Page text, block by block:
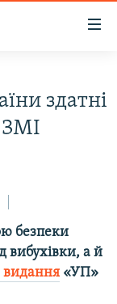
здатні
ЗМІ
безпеки
вибухівки, а й
«УП»